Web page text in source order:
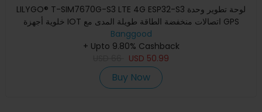
LILYGO® T-SIM7670G-S3 LTE 4G ESP32-S3 لوحة تطوير وحدة
خلوية أجهزة IOT اتصالات منخفضة الطاقة طويلة المدى مع GPS
Banggood
+ Upto 9.80% Cashback
USD 50.99
Buy Now